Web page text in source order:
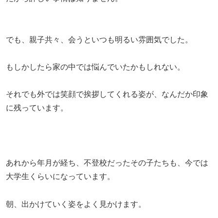
でも、親子共々、会うといつも明るい雰囲気でした。
もしかしたら家の中では悩んでいたかもしれない。
それでも外では笑顔で挨拶してくれる姿が、なんだか印象
に残っています。
あれから年月が経ち、不登校だったその子たちも、今では
大学生くらいになっています。
朝、出かけていく姿をよく見かけます。